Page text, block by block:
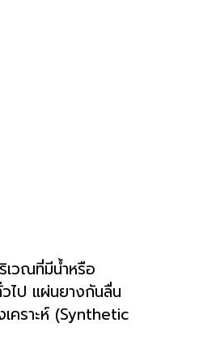
เวณที่มีน้ำหรือ
ไป แผ่นยางกันลื่น
คราะห์ (Synthetic